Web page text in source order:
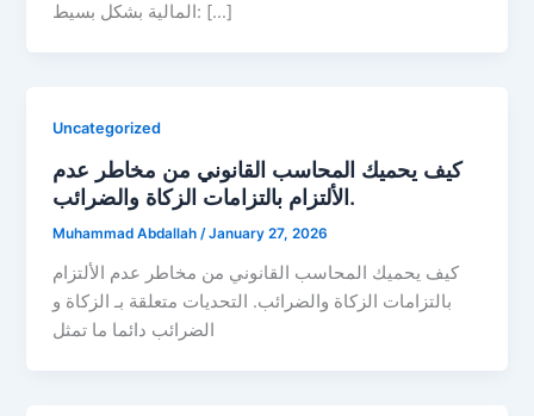
المالية بشكل بسيط: […]
Uncategorized
كيف يحميك المحاسب القانوني من مخاطر عدم
الألتزام بالتزامات الزكاة والضرائب.
Muhammad Abdallah/January 27, 2026
كيف يحميك المحاسب القانوني من مخاطر عدم الألتزام
بالتزامات الزكاة والضرائب. التحديات متعلقة بـ الزكاة و
الضرائب دائما ما تمثل